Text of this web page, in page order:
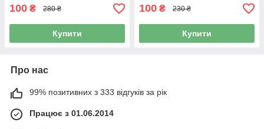
100 ₴ 280 ₴
Купити
100 ₴ 230 ₴
Купити
Про нас
99% позитивних з 333 відгуків за рік
Працює з 01.06.2014